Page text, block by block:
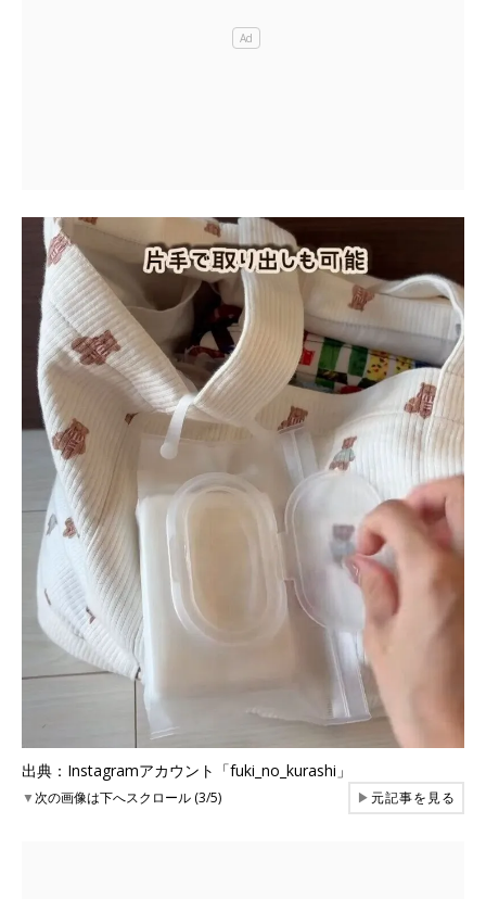
出典：Instagramアカウント「fuki_no_kurashi」
▼次の画像は下へスクロール (3/5) ▶元記事を見る